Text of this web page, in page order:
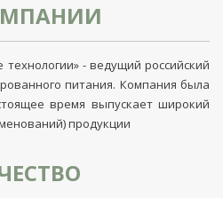
- ведущий российский
питания. Компания была
время выпускает широкий
продукции